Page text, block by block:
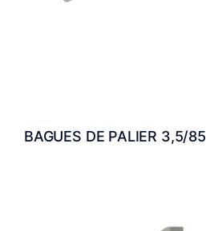
BAGUES DE PALIER 3,5/85